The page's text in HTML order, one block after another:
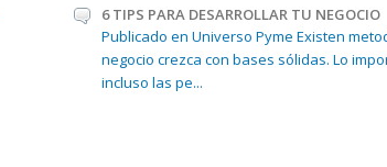
6 TIPS PARA DESARROLLAR TU NEGOCIO
Publicado en Universo Pyme Existen
negocio crezca con bases sólidas. Lo
incluso las pe...